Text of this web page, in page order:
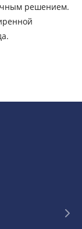
решением.